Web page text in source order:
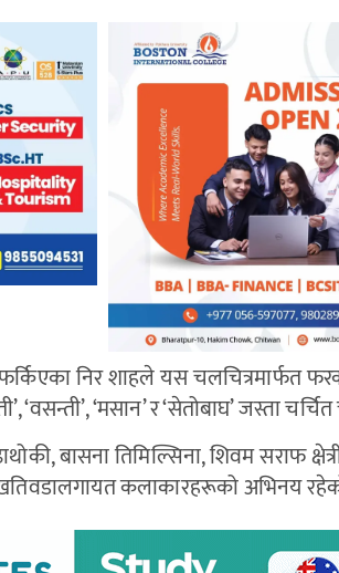
निर शाहले यस चलचित्रमार्फत
‘वसन्ती’, ‘मसान’ र ‘सेतोबाघ’ जस्ता
बासना तिमिल्सिना, शिवम सराफ
कलाकारहरूको अभिनय